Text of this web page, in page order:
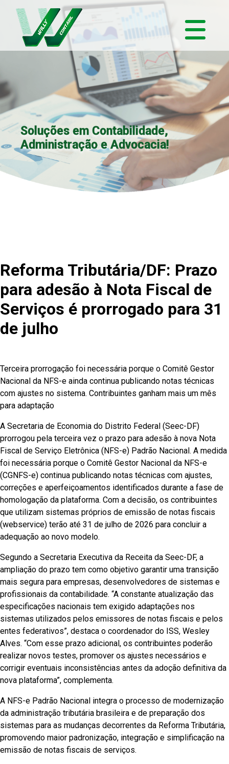
Soluções em Contabilidade,
Administração e Advocacia!
Reforma Tributária/DF: Prazo
para adesão à Nota Fiscal de
Serviços é prorrogado para 31
de julho
Terceira prorrogação foi necessária porque o Comitê Gestor
Nacional da NFS-e ainda continua publicando notas técnicas
com ajustes no sistema. Contribuintes ganham mais um mês
para adaptação
A Secretaria de Economia do Distrito Federal (Seec-DF)
prorrogou pela terceira vez o prazo para adesão à nova Nota
Fiscal de Serviço Eletrônica (NFS-e) Padrão Nacional. A medida
foi necessária porque o Comitê Gestor Nacional da NFS-e
(CGNFS-e) continua publicando notas técnicas com ajustes,
correções e aperfeiçoamentos identificados durante a fase de
homologação da plataforma. Com a decisão, os contribuintes
que utilizam sistemas próprios de emissão de notas fiscais
(webservice) terão até 31 de julho de 2026 para concluir a
adequação ao novo modelo.
Segundo a Secretaria Executiva da Receita da Seec-DF, a
ampliação do prazo tem como objetivo garantir uma transição
mais segura para empresas, desenvolvedores de sistemas e
profissionais da contabilidade. “A constante atualização das
especificações nacionais tem exigido adaptações nos
sistemas utilizados pelos emissores de notas fiscais e pelos
entes federativos”, destaca o coordenador do ISS, Wesley
Alves. “Com esse prazo adicional, os contribuintes poderão
realizar novos testes, promover os ajustes necessários e
corrigir eventuais inconsistências antes da adoção definitiva da
nova plataforma”, complementa.
A NFS-e Padrão Nacional integra o processo de modernização
da administração tributária brasileira e de preparação dos
sistemas para as mudanças decorrentes da Reforma Tributária,
promovendo maior padronização, integração e simplificação na
emissão de notas fiscais de serviços.